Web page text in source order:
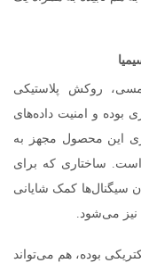
روکش پلاستیکی
بوده و امنیت داده‌های
این محصول مجهز به
است. ساختاری که برای
سیگنال‌ها کمک شایانی
نیز می‌شود.
بوده، هم می‌تواند